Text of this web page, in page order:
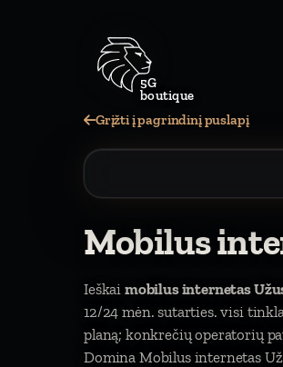
5G
boutique
Grįžti į pagrindinį puslapį
Mobilus
Ieškai mobilus internetas
12/24 mėn. sutarties. visi
planą; konkrečių operatorių
Domina Mobilus internetas